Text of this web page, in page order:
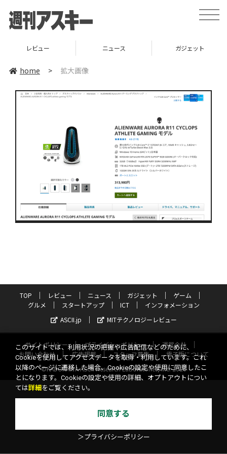
toggle
レビュー ニュース ガジェット
home > 拡大画像
TOP レビュー ニュース ガジェット
ゲーム
グルメ
スタートアップ ICT
インフォメーション
ASCII.jp
MITテクノロジーレビュー
サイトポリシー プライバシーポリシー
運営会社
お問い合わせ
広告掲載 スタッフ募集
電子版について
©KADOKAWA ASCII Research Laboratories, Inc. 2026
このサイトでは、利用状況の把握や広告配信などのために、
Cookieを使用してアクセスデータを取得・利用しています。これ
以降のページに遷移した場合、Cookieの設定や使用に同意したこ
とになります。Cookieの設定や使用の詳細、オプトアウトについ
ては詳細 をご覧ください。
同意する
＞プライバシーポリシー